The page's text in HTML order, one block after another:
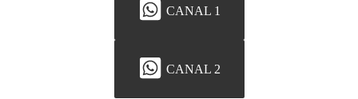
CANAL 1
CANAL 2